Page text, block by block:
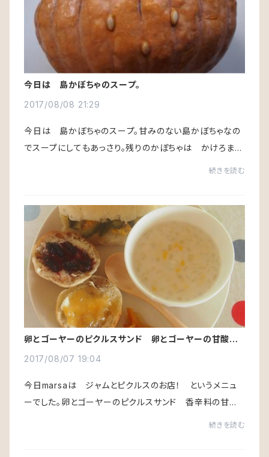
今日は 島かぼちゃのスープ。
2017/08/08 21:29
今日は 島かぼちゃのスープ。甘みのない島かぼちゃなの
でスープにしてもあっさり。残りのかぼちゃは かけろまハ
続きを読む
卵とゴーヤーのピクルスサンド 卵とゴーヤーの甘酸っ
2017/08/07 19:04
今日marsaは ジャムとピクルスのお店！ というメニュ
ーでした。卵とゴーヤーのピクルスサンド 香辛料の甘み
続きを読む